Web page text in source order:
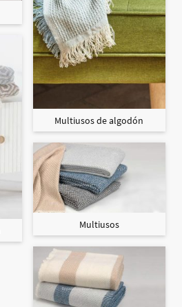
Multiusos de algodón
Multiusos